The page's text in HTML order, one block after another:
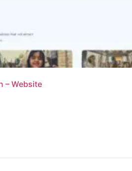
– Website